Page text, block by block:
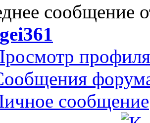
сообщение
профиля
сообщение